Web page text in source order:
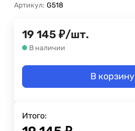
Артикул: G518
19 145 ₽/шт.
В наличии
В корзину
Итого: